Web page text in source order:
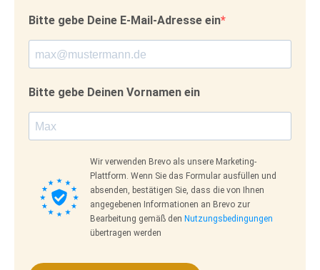
Bitte gebe Deine E-Mail-Adresse ein
Bitte gebe Deinen Vornamen ein
Wir verwenden Brevo als unsere Marketing-
Plattform. Wenn Sie das Formular ausfüllen und
absenden, bestätigen Sie, dass die von Ihnen
angegebenen Informationen an Brevo zur
Bearbeitung gemäß den Nutzungsbedingungen
übertragen werden